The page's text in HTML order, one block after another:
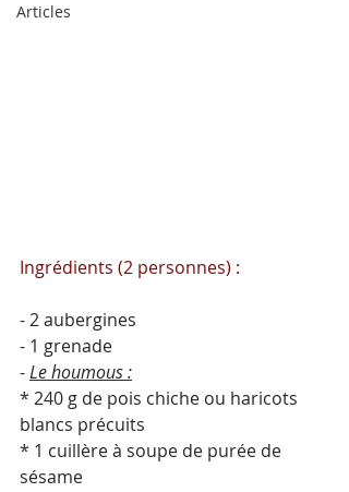
Articles
Ingrédients (2 personnes) :
- 2 aubergines
- 1 grenade
- Le houmous :
* 240 g de pois chiche ou haricots
blancs précuits
* 1 cuillère à soupe de purée de
sésame